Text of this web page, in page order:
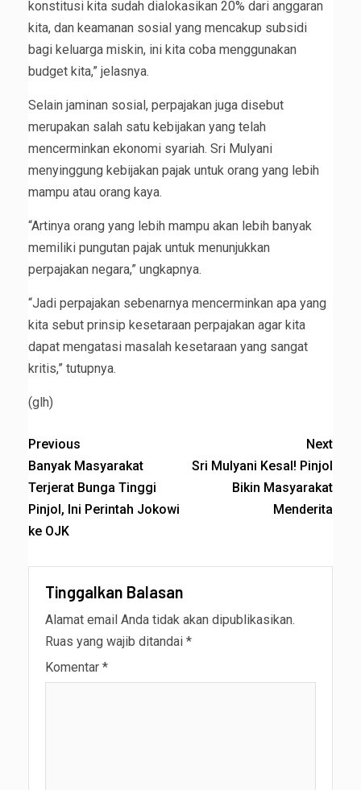
konstitusi kita sudah dialokasikan 20% dari anggaran
kita, dan keamanan sosial yang mencakup subsidi
bagi keluarga miskin, ini kita coba menggunakan
budget kita,” jelasnya.
Selain jaminan sosial, perpajakan juga disebut
merupakan salah satu kebijakan yang telah
mencerminkan ekonomi syariah. Sri Mulyani
menyinggung kebijakan pajak untuk orang yang lebih
mampu atau orang kaya.
“Artinya orang yang lebih mampu akan lebih banyak
memiliki pungutan pajak untuk menunjukkan
perpajakan negara,” ungkapnya.
“Jadi perpajakan sebenarnya mencerminkan apa yang
kita sebut prinsip kesetaraan perpajakan agar kita
dapat mengatasi masalah kesetaraan yang sangat
kritis,” tutupnya.
(glh)
Previous
Banyak Masyarakat
Terjerat Bunga Tinggi
Pinjol, Ini Perintah Jokowi
ke OJK
Next
Sri Mulyani Kesal! Pinjol
Bikin Masyarakat
Menderita
Tinggalkan Balasan
Alamat email Anda tidak akan dipublikasikan.
Ruas yang wajib ditandai *
Komentar *